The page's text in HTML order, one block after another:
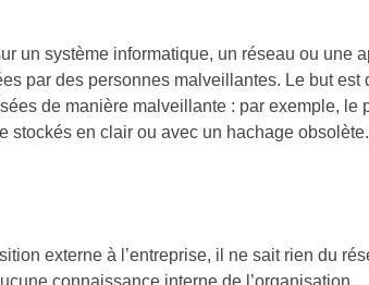
un système informatique, un réseau ou une
par des personnes malveillantes. Le but est
de manière malveillante : par exemple, le
stockés en clair ou avec un hachage obsolète.
externe à l’entreprise, il ne sait rien du